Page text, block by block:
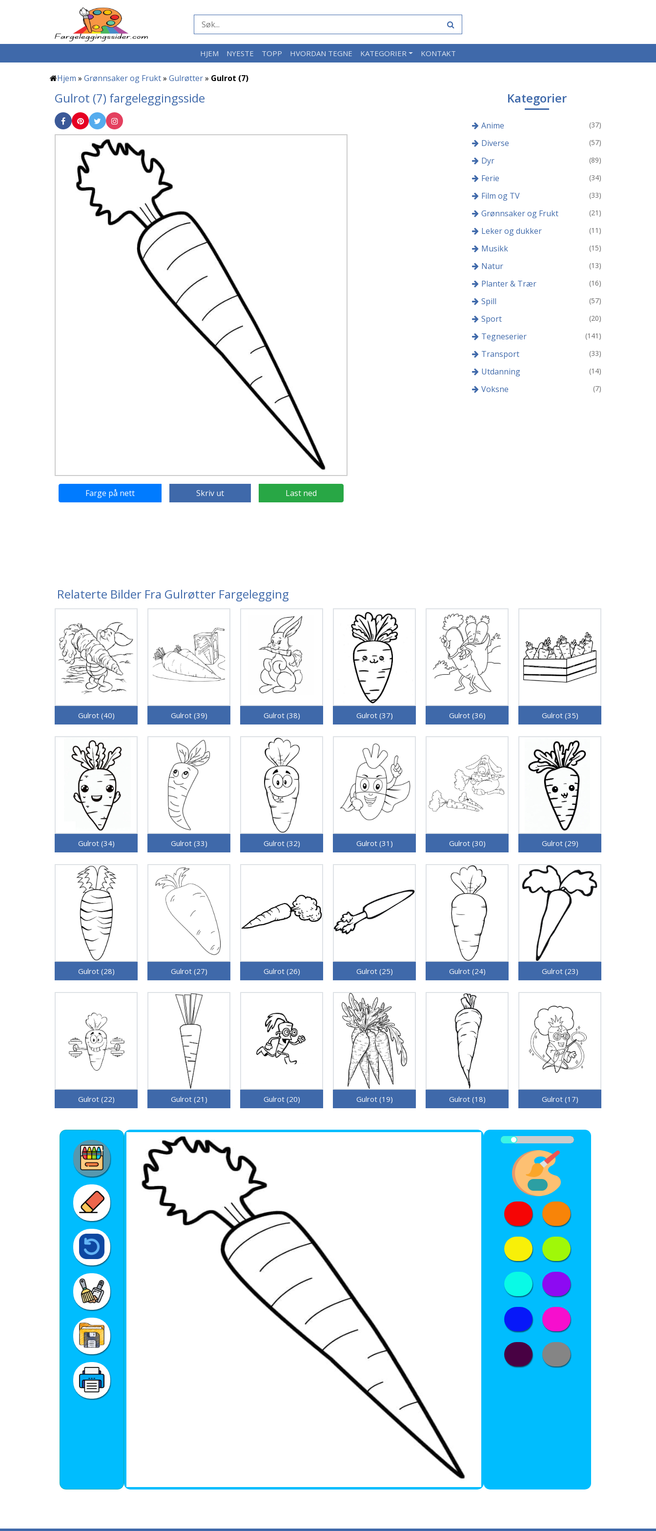
HJEM NYESTE TOPP HVORDAN TEGNE KATEGORIER KONTAKT
Hjem » Grønnsaker og Frukt» Gulrøtter» Gulrot (7)
Gulrot (7) fargeleggingsside
Farge på nett Skriv ut Last ned
Kategorier
Anime (37)
Diverse (57)
Dyr (89)
Ferie (34)
Film og TV (33)
Grønnsaker og Frukt (21)
Leker og dukker (11)
Musikk (15)
Natur (13)
Planter & Trær (16)
Spill (57)
Sport (20)
Tegneserier (141)
Transport (33)
Utdanning (14)
Voksne (7)
Relaterte Bilder Fra Gulrøtter Fargelegging
Gulrot (40) Gulrot (39) Gulrot (38) Gulrot (37) Gulrot (36) Gulrot (35)
Gulrot (34) Gulrot (33) Gulrot (32) Gulrot (31) Gulrot (30) Gulrot (29)
Gulrot (28) Gulrot (27) Gulrot (26) Gulrot (25) Gulrot (24) Gulrot (23)
Gulrot (22) Gulrot (21) Gulrot (20) Gulrot (19) Gulrot (18) Gulrot (17)